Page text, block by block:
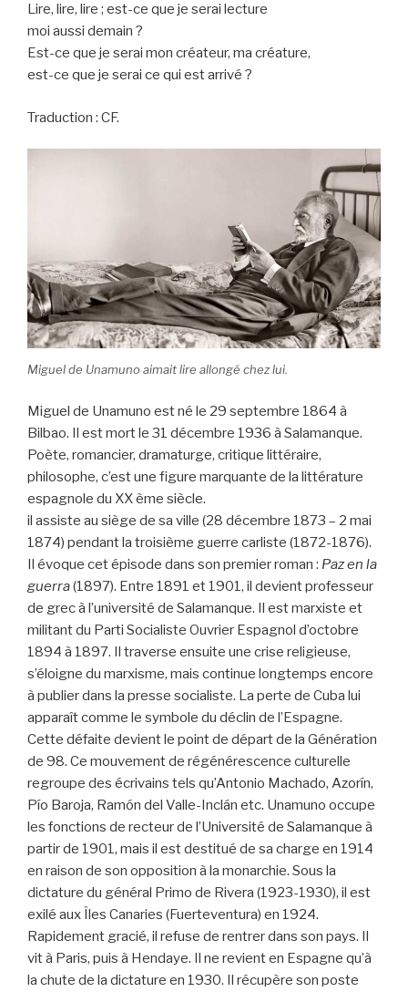
Lire, lire, lire ; est-ce que je serai lecture
moi aussi demain ?
Est-ce que je serai mon créateur, ma créature,
est-ce que je serai ce qui est arrivé ?
Traduction : CF.
Miguel de Unamuno aimait lire allongé chez lui.
Miguel de Unamuno est né le 29 septembre 1864 à
Bilbao. Il est mort le 31 décembre 1936 à Salamanque.
Poète, romancier, dramaturge, critique littéraire,
philosophe, c’est une figure marquante de la littérature
espagnole du XX ème siècle.
il assiste au siège de sa ville (28 décembre 1873 – 2 mai
1874) pendant la troisième guerre carliste (1872-1876).
Il évoque cet épisode dans son premier roman : Paz en la
guerra(1897). Entre 1891 et 1901, il devient professeur
de grec à l’université de Salamanque. Il est marxiste et
militant du Parti Socialiste Ouvrier Espagnol d’octobre
1894 à 1897. Il traverse ensuite une crise religieuse,
s’éloigne du marxisme, mais continue longtemps encore
à publier dans la presse socialiste. La perte de Cuba lui
apparaît comme le symbole du déclin de l’Espagne.
Cette défaite devient le point de départ de la Génération
de 98. Ce mouvement de régénérescence culturelle
regroupe des écrivains tels qu’Antonio Machado, Azorín,
Pío Baroja, Ramón del Valle-Inclán etc. Unamuno occupe
les fonctions de recteur de l’Université de Salamanque à
partir de 1901, mais il est destitué de sa charge en 1914
en raison de son opposition à la monarchie. Sous la
dictature du général Primo de Rivera (1923-1930), il est
exilé aux Îles Canaries (Fuerteventura) en 1924.
Rapidement gracié, il refuse de rentrer dans son pays. Il
vit à Paris, puis à Hendaye. Il ne revient en Espagne qu’à
la chute de la dictature en 1930. Il récupère son poste